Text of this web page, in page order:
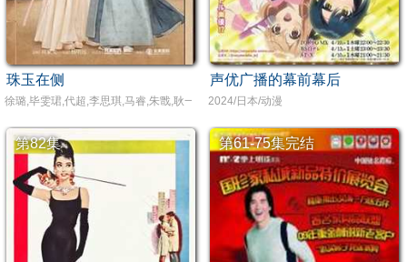
珠玉在侧
徐璐,毕雯珺,代超,李思琪,马睿,朱戬,耿一正
声优广播的幕前幕后
2024/日本/动漫
第82集 第61-75集完结